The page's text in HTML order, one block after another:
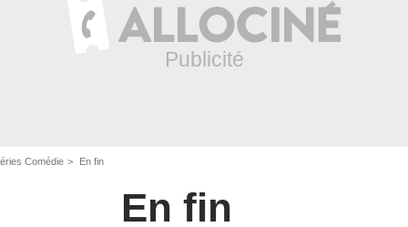
Comédie En fin
En fin